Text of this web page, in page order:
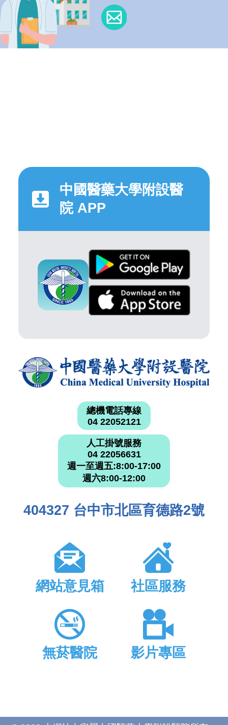
中國醫藥大學附設醫
院 APP
總機電話專線
04 22052121
人工掛號服務
04 22056631
週一至週五:8:00-17:00
週六8:00-12:00
404327 台中市北區育德路2號
網站意見箱 社區服務
無菸醫院 影片專區